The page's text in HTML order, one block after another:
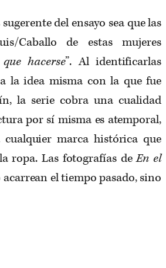
del ensayo sea que las
Caballo de estas mujeres
hacerse”. Al identificarlas
la idea misma con la que fue
la serie cobra una cualidad
por sí misma es atemporal,
cualquier marca histórica que
ropa. Las fotografías deEn el
acarrean el tiempo pasado, sino